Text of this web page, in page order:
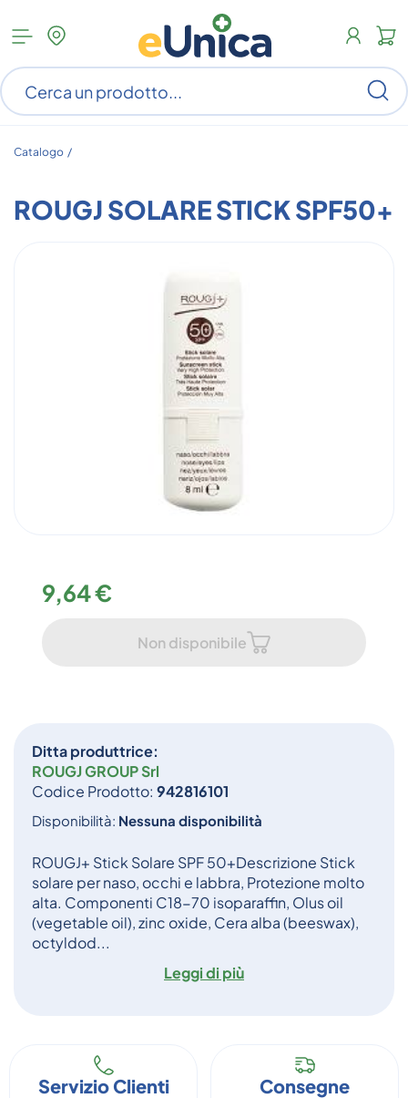
Apri
menu
categorie
Catalogo /
ROUGJ SOLARE STICK SPF50+
Ditta produttrice:
ROUGJ GROUP Srl
Codice Prodotto: 942816101
Disponibilità: Nessuna disponibilità
ROUGJ+ Stick Solare SPF 50+Descrizione Stick
solare per naso, occhi e labbra, Protezione molto
alta. Componenti C18-70 isoparaffin, Olus oil
(vegetable oil), zinc oxide, Cera alba (beeswax),
octyldod...
Leggi di più
9,64 €
Non disponibile
Servizio Clienti Consegne